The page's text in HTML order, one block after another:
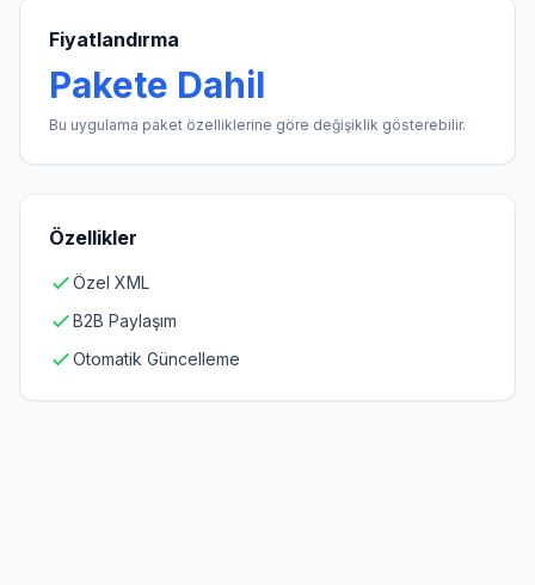
Fiyatlandırma
Pakete Dahil
Bu uygulama paket özelliklerine göre değişiklik gösterebilir.
Özellikler
Özel XML
B2B Paylaşım
Otomatik Güncelleme